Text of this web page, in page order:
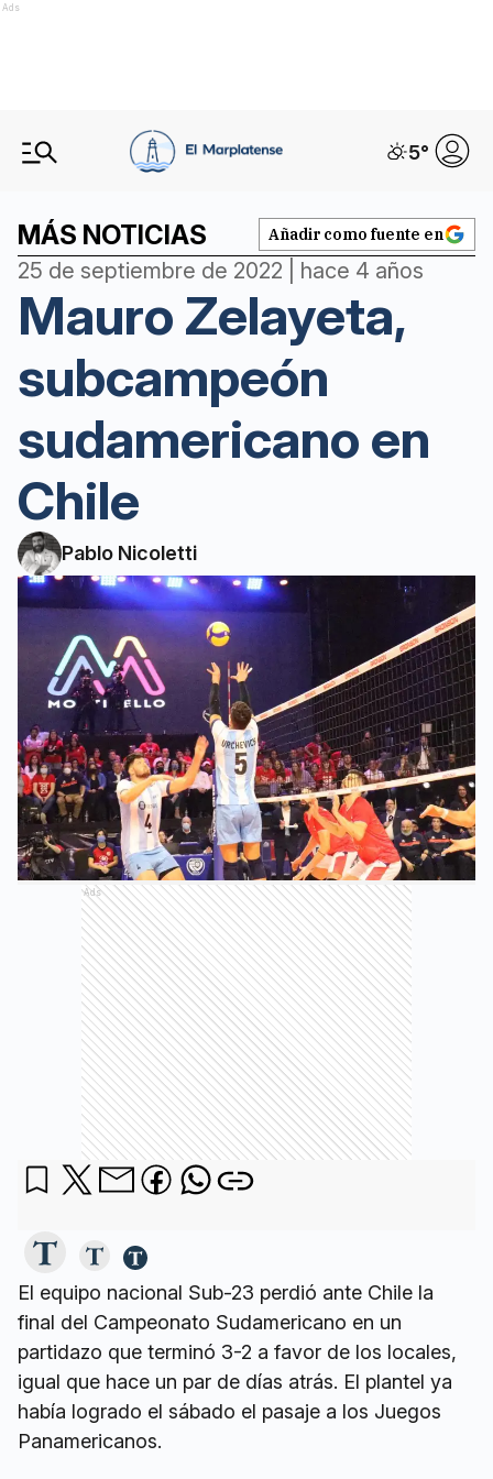
Ads
5°
MÁS NOTICIAS Añadir como fuente en
25 de septiembre de 2022 | hace 4 años
Mauro Zelayeta,
subcampeón
sudamericano en
Chile
Pablo Nicoletti
Ads
El equipo nacional Sub-23 perdió ante Chile la
final del Campeonato Sudamericano en un
partidazo que terminó 3-2 a favor de los locales,
igual que hace un par de días atrás. El plantel ya
había logrado el sábado el pasaje a los Juegos
Panamericanos.